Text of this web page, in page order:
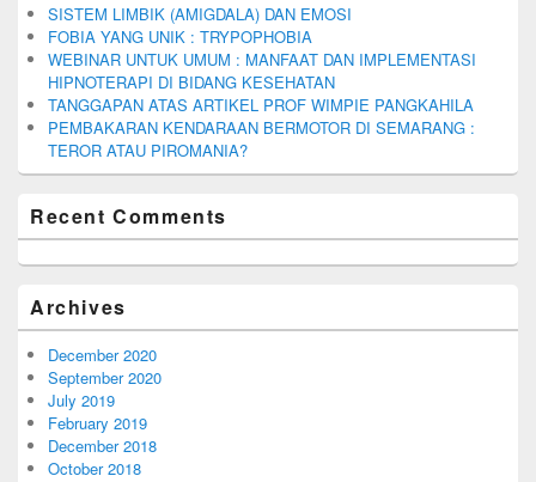
SISTEM LIMBIK (AMIGDALA) DAN EMOSI
FOBIA YANG UNIK : TRYPOPHOBIA
WEBINAR UNTUK UMUM : MANFAAT DAN IMPLEMENTASI
HIPNOTERAPI DI BIDANG KESEHATAN
TANGGAPAN ATAS ARTIKEL PROF WIMPIE PANGKAHILA
PEMBAKARAN KENDARAAN BERMOTOR DI SEMARANG :
TEROR ATAU PIROMANIA?
Recent Comments
Archives
December 2020
September 2020
July 2019
February 2019
December 2018
October 2018